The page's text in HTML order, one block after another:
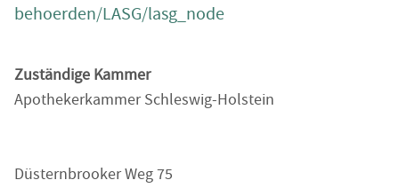
behoerden/LASG/lasg_node
Zuständige Kammer
Apothekerkammer Schleswig-Holstein
Düsternbrooker Weg 75